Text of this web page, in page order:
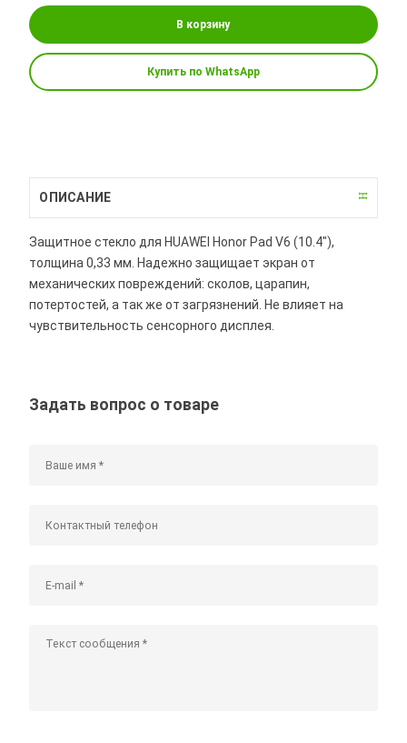
В корзину
Купить по WhatsApp
ОПИСАНИЕ
Защитное стекло для HUAWEI Honor Pad V6 (10.4"),
толщина 0,33 мм. Надежно защищает экран от
механических повреждений: сколов, царапин,
потертостей, а так же от загрязнений. Не влияет на
чувствительность сенсорного дисплея.
Задать вопрос о товаре